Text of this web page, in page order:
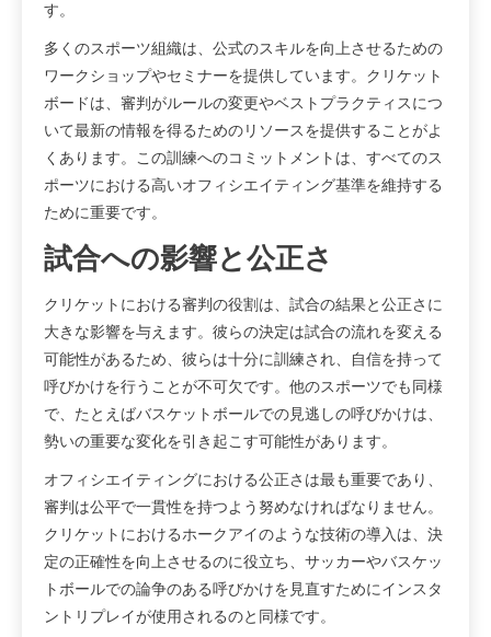
す。
多くのスポーツ組織は、公式のスキルを向上させるための
ワークショップやセミナーを提供しています。クリケット
ボードは、審判がルールの変更やベストプラクティスにつ
いて最新の情報を得るためのリソースを提供することがよ
くあります。この訓練へのコミットメントは、すべてのス
ポーツにおける高いオフィシエイティング基準を維持する
ために重要です。
試合への影響と公正さ
クリケットにおける審判の役割は、試合の結果と公正さに
大きな影響を与えます。彼らの決定は試合の流れを変える
可能性があるため、彼らは十分に訓練され、自信を持って
呼びかけを行うことが不可欠です。他のスポーツでも同様
で、たとえばバスケットボールでの見逃しの呼びかけは、
勢いの重要な変化を引き起こす可能性があります。
オフィシエイティングにおける公正さは最も重要であり、
審判は公平で一貫性を持つよう努めなければなりません。
クリケットにおけるホークアイのような技術の導入は、決
定の正確性を向上させるのに役立ち、サッカーやバスケッ
トボールでの論争のある呼びかけを見直すためにインスタ
ントリプレイが使用されるのと同様です。